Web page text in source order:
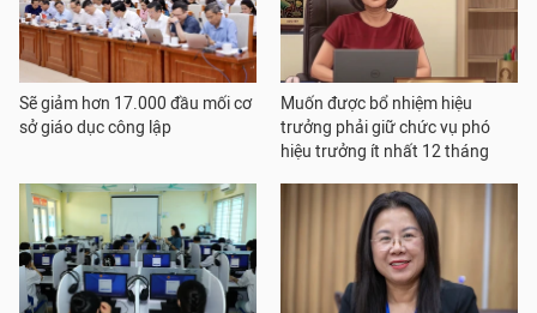
Sẽ giảm hơn 17.000 đầu mối cơ
sở giáo dục công lập
Muốn được bổ nhiệm hiệu
trưởng phải giữ chức vụ phó
hiệu trưởng ít nhất 12 tháng